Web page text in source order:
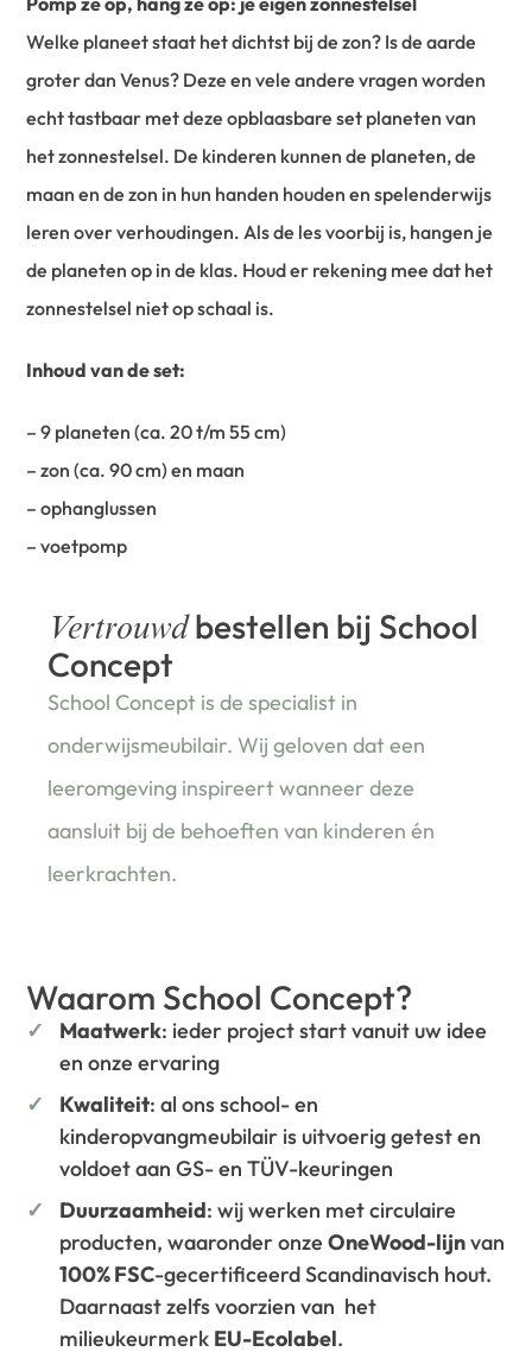
Welke planeet staat het dichtst bij de zon? Is de aarde
groter dan Venus? Deze en vele andere vragen worden
echt tastbaar met deze opblaasbare set planeten van
het zonnestelsel. De kinderen kunnen de planeten, de
maan en de zon in hun handen houden en spelenderwijs
leren over verhoudingen. Als de les voorbij is, hangen je
de planeten op in de klas. Houd er rekening mee dat het
zonnestelsel niet op schaal is.
Inhoud van de set:
– 9 planeten (ca. 20 t/m 55 cm)
– zon (ca. 90 cm) en maan
– ophanglussen
– voetpomp
Vertrouwdbestellen bij School
Concept
School Concept is de specialist in
onderwijsmeubilair. Wij geloven dat een
leeromgeving inspireert wanneer deze
aansluit bij de behoeften van kinderen én
leerkrachten.
Waarom School Concept?
Maatwerk: ieder project start vanuit uw idee
en onze ervaring
Kwaliteit: al ons school- en
kinderopvangmeubilair is uitvoerig getest en
voldoet aan GS- en TÜV-keuringen
Duurzaamheid: wij werken met circulaire
producten, waaronder onzeOneWood-lijnvan
100% FSC-gecertificeerd Scandinavisch hout.
Daarnaast zelfs voorzien van het
milieukeurmerk EU-Ecolabel.